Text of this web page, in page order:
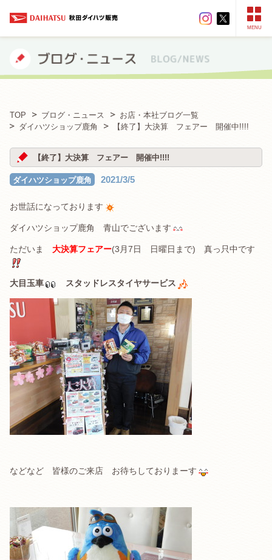
MENU
TOP ブログ・ニュース
お店・本社ブログ一覧
ダイハツショップ鹿角
【終了】大決算 フェアー 開催中!!!!
【終了】大決算 フェアー 開催中!!!!
ダイハツショップ鹿角 2021/3/5
お世話になっております
ダイハツショップ鹿角 青山でございます
ただいま 大決算フェアー(3月7日 日曜日まで) 真っ只中です
大目玉車 スタッドレスタイヤサービス
などなど 皆様のご来店 お待ちしておりまーす